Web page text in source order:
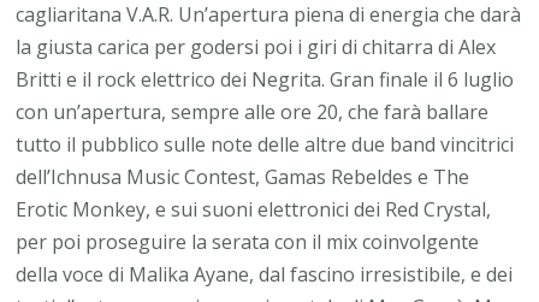
cagliaritana V.A.R. Un’apertura piena di energia che darà
la giusta carica per godersi poi i giri di chitarra di Alex
Britti e il rock elettrico dei Negrita. Gran finale il 6 luglio
con un’apertura, sempre alle ore 20, che farà ballare
tutto il pubblico sulle note delle altre due band vincitrici
dell’Ichnusa Music Contest, Gamas Rebeldes e The
Erotic Monkey, e sui suoni elettronici dei Red Crystal,
per poi proseguire la serata con il mix coinvolgente
della voce di Malika Ayane, dal fascino irresistibile, e dei